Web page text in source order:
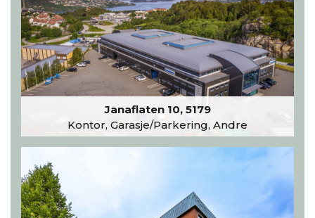
Janaflaten 10, 5179
Kontor, Garasje/Parkering, Andre